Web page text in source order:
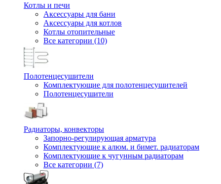
Котлы и печи
Аксессуары для бани
Аксессуары для котлов
Котлы отопительные
Все категории (10)
Полотенцесушители
Комплектующие для полотенцесушителей
Полотенцесушители
Радиаторы, конвекторы
Запорно-регулирующая арматура
Комплектующие к алюм. и бимет. радиаторам
Комплектующие к чугунным радиаторам
Все категории (7)